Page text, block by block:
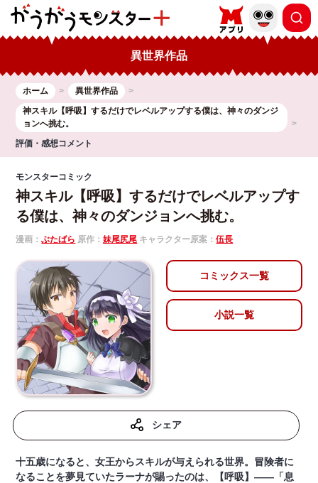
異世界作品
ホーム
異世界作品
神スキル【呼吸】するだけでレベルアップする僕は、神々のダンジ
ョンへ挑む。
評価・感想コメント
モンスターコミック
神スキル【呼吸】するだけでレベルアップす
る僕は、神々のダンジョンへ挑む。
漫画：ぶたばら 原作：妹尾尻尾 キャラクター原案：伍長
コミックス一覧
小説一覧
シェア
十五歳になると、女王からスキルが与えられる世界。冒険者に
なることを夢見ていたラーナが賜ったのは、【呼吸】――「息